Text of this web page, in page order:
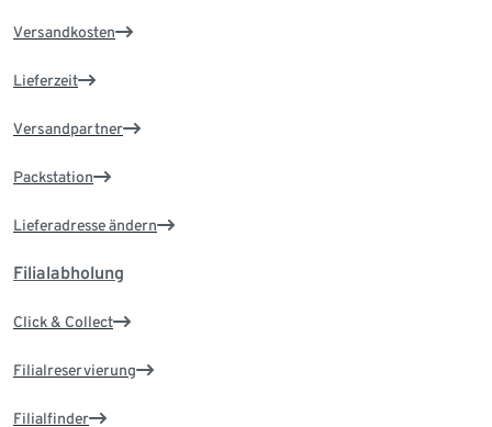
Versandkosten
Lieferzeit
Versandpartner
Packstation
Lieferadresse ändern
Filialabholung
Click & Collect
Filialreservierung
Filialfinder